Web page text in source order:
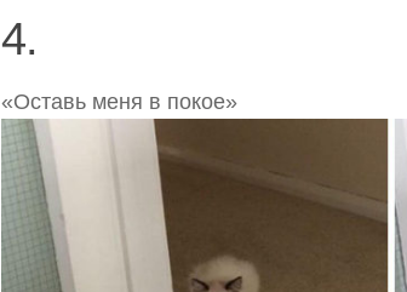
4.
«Оставь меня в покое»